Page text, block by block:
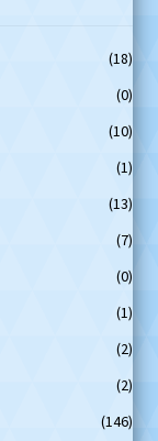
(18)
(0)
(10)
(1)
(13)
(7)
(0)
(1)
(2)
(2)
(146)